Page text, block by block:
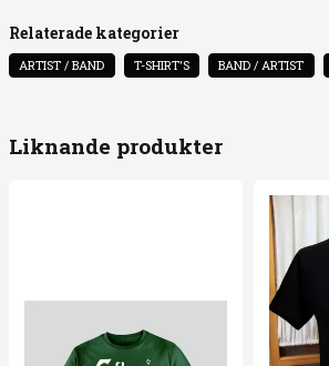
name
Namn
Ja, ni får publicera min fråga
Liknande produkter
Relaterade kategorier
ARTIST / BAND T-SHIRT'S BAND / ARTIST